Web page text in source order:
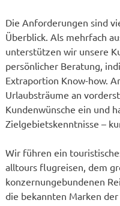
Die Anforderungen sind
Überblick. Als mehrfach
unterstützen wir unsere
persönlicher Beratung,
Extraportion Know-how.
Urlaubsträume an
Kundenwünsche ein und
Zielgebietskenntnisse –
Wir führen ein
alltours flugreisen, dem
konzernungebundenen
die bekannten Marken